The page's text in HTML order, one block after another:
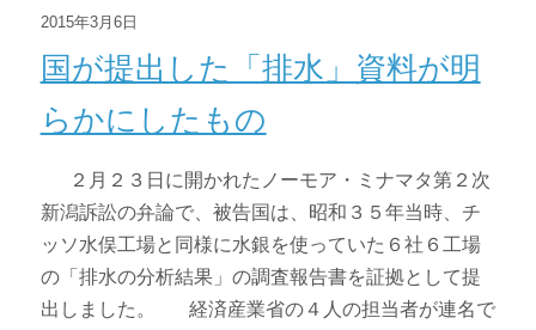
2015年3月6日
国が提出した「排水」資料が明
らかにしたもの
２月２３日に開かれたノーモア・ミナマタ第２次
新潟訴訟の弁論で、被告国は、昭和３５年当時、チ
ッソ水俣工場と同様に水銀を使っていた６社６工場
の「排水の分析結果」の調査報告書を証拠として提
出しました。 経済産業省の４人の担当者が連名で